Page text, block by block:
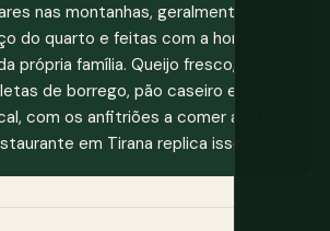
nas montanhas, geralmente
do quarto e feitas com a horta, o
própria família. Queijo fresco,
de borrego, pão caseiro e uma
com os anfitriões a comer ao teu
em Tirana replica isso.